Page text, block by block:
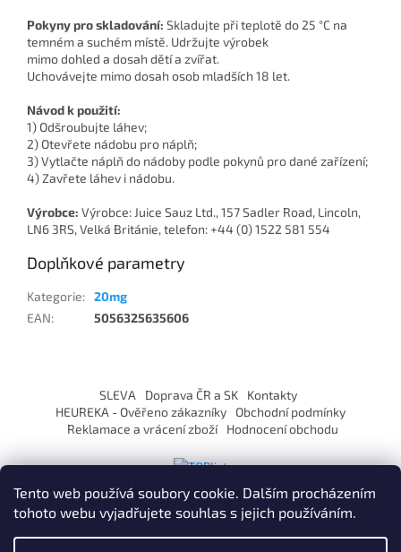
Tento web používá soubory cookie. Dalším procházením
tohoto webu vyjadřujete souhlas s jejich používáním.
Pokyny pro skladování: Skladujte při teplotě do 25 °C na
temném a suchém místě. Udržujte výrobek
mimo dohled a dosah dětí a zvířat.
Uchovávejte mimo dosah osob mladších 18 let.
Návod k použití:
1) Odšroubujte láhev;
2) Otevřete nádobu pro náplň;
3) Vytlačte náplň do nádoby podle pokynů pro dané zařízení;
4) Zavřete láhev i nádobu.
Výrobce: Výrobce: Juice Sauz Ltd., 157 Sadler Road, Lincoln,
LN6 3RS, Velká Británie, telefon: +44 (0) 1522 581 554
Doplňkové parametry
Kategorie: 20mg
EAN: 5056325635606
í
SLEVA Doprava ČR a SK
Kontakty
HEUREKA - Ověřeno zákazníky
Obchodní podmínky
Reklamace a vrácení zboží
Hodnocení obchodu